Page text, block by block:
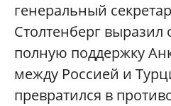
генеральный
Столтенберг
полную поддержку
между Россией и
превратился в